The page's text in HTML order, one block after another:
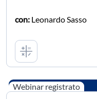
con: Leonardo Sasso
Webinar registrato